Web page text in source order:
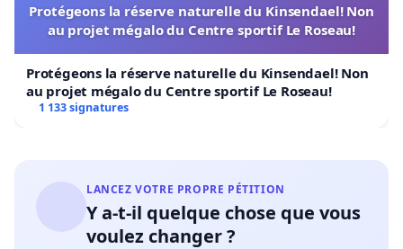
Protégeons la réserve naturelle du Kinsendael! Non
au projet mégalo du Centre sportif Le Roseau!
Protégeons la réserve naturelle du Kinsendael! Non
au projet mégalo du Centre sportif Le Roseau!
1 133 signatures
LANCEZ VOTRE PROPRE PÉTITION
Y a-t-il quelque chose que vous
voulez changer ?